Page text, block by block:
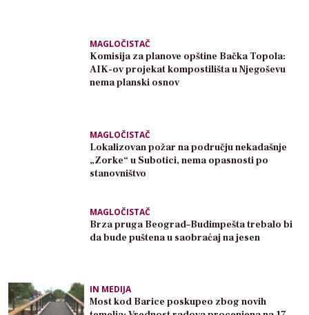
MAGLOČISTAČ
Komisija za planove opštine Bačka Topola:
AIK-ov projekat kompostilišta u Njegoševu
nema planski osnov
MAGLOČISTAČ
Lokalizovan požar na području nekadašnje
„Zorke“ u Subotici, nema opasnosti po
stanovništvo
MAGLOČISTAČ
Brza pruga Beograd–Budimpešta trebalo bi
da bude puštena u saobraćaj na jesen
IN MEDIJA
Most kod Barice poskupeo zbog novih